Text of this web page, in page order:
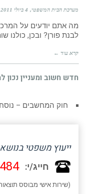
מערכת הבית המשפטי 4 ביולי 2011
מה אתם יודעים על
לבנת פורן? ובכן, כולנו
קרא עוד ←
חדש חשוב ומעניין נכון
חוק המחשבים –
ייעוץ משפטי בנושא
חייג/י:
(שירות אישי מבוסס